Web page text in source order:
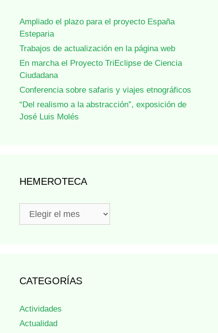
Ampliado el plazo para el proyecto España
Esteparia
Trabajos de actualización en la página web
En marcha el Proyecto TriEclipse de Ciencia
Ciudadana
Conferencia sobre safaris y viajes etnográficos
“Del realismo a la abstracción”, exposición de
José Luis Molés
HEMEROTECA
Hemeroteca
CATEGORÍAS
Actividades
Actualidad